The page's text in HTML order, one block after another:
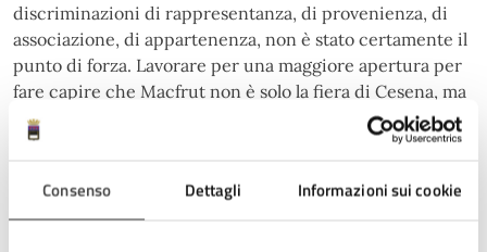
Consenso Dettagli Informazioni sui cookie
discriminazioni di rappresentanza, di provenienza, di
associazione, di appartenenza, non è stato certamente il
punto di forza. Lavorare per una maggiore apertura per
fare capire che Macfrut non è solo la fiera di Cesena, ma
è la fiera del settore ortofrutticolo di tutti gli operatori
italiani, e che sa guardare davvero
Questo è il disegno.